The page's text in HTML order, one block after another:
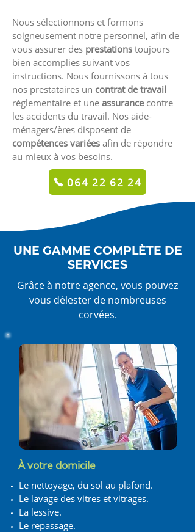
Nous sélectionnons et formons
soigneusement notre personnel, afin de
vous assurer des prestations toujours
bien accomplies suivant vos
instructions. Nous fournissons à tous
nos prestataires un contrat de travail
réglementaire et une assurancecontre
les accidents du travail. Nos aide-
ménagers/ères disposent de
compétences variées afin de répondre
au mieux à vos besoins.
064 22 62 24
UNE GAMME COMPLÈTE DE
SERVICES
Grâce à notre agence, vous pouvez
vous délester de nombreuses
corvées.
À votre domicile
Le nettoyage, du sol au plafond.
Le lavage des vitres et vitrages.
La lessive.
Le repassage.